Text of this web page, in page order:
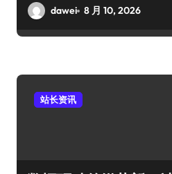
dawei 8 月 10, 2026
站长资讯